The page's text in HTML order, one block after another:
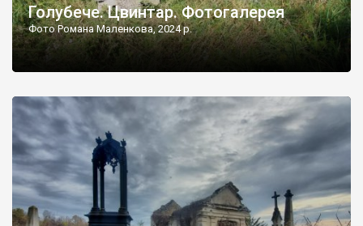
Голубече. Цвинтар. Фотогалерея
Фото Романа Маленкова, 2024 р.